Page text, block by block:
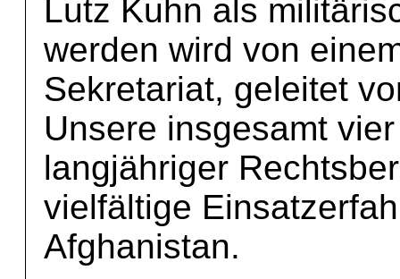
Lutz Kuhn als
werden wird von
Sekretariat, geleitet
Unsere insgesamt
langjähriger
vielfältige
Afghanistan.